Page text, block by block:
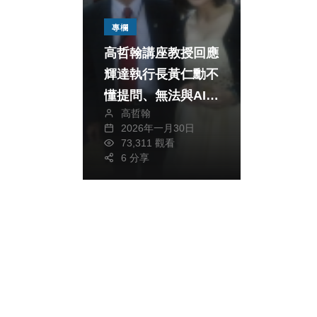
專欄
高哲翰講座教授回應
輝達執行長黃仁勳不
懂提問、無法與AI深
度互動
高哲翰
2026年一月30日
73,311 觀看
6 分享